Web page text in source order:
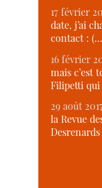
17 février
date, j’ai
contact :
16 février
mais c’est
Filipetti
29 août
la Revue